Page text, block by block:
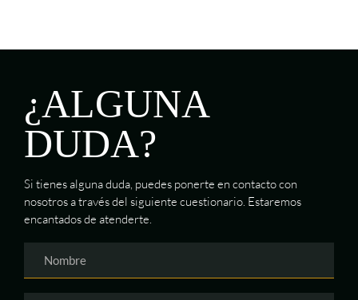
¿ALGUNA
DUDA?
Si tienes alguna duda, puedes ponerte en contacto con
nosotros a través del siguiente cuestionario. Estaremos
encantados de atenderte.